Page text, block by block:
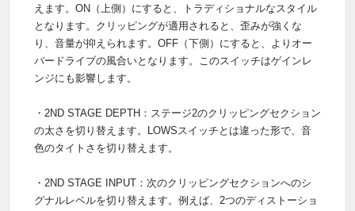
えます。ON（上側）にすると、トラディショナルなスタイル
となります。クリッピングが適用されると、歪みが強くな
り、音量が抑えられます。OFF（下側）にすると、よりオー
バードライブの風合いとなります。このスイッチはゲインレ
ンジにも影響します。
・2ND STAGE DEPTH：ステージ2のクリッピングセクション
の太さを切り替えます。LOWSスイッチとは違った形で、音
色のタイトさを切り替えます。
・2ND STAGE INPUT：次のクリッピングセクションへのシ
グナルレベルを切り替えます。例えば、2つのディストーショ